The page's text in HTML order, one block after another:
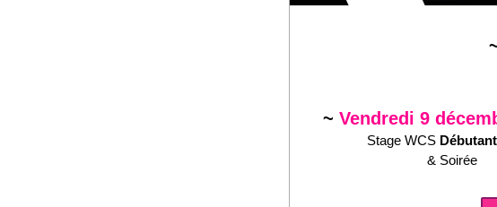
~ Vendredi 9
Stage WCS
& Soirée